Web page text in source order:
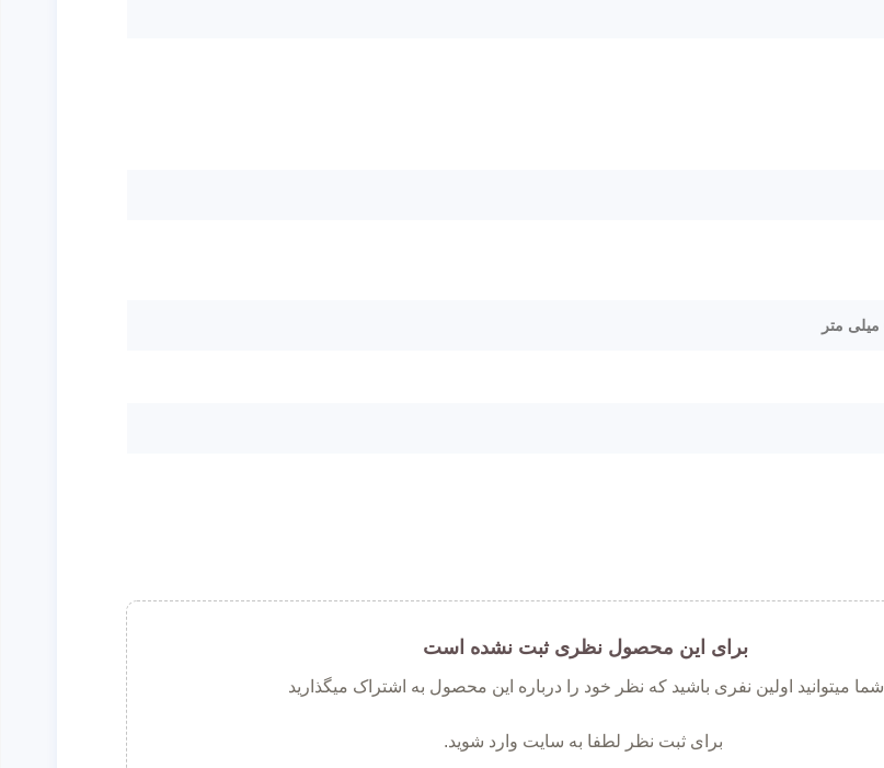
برای این محصول نظری ثبت نشده است
شما میتوانید اولین نفری باشید که نظر خود را درباره این محصول به اشتراک میگذارید
برای ثبت نظر لطفا به سایت وارد شوید.